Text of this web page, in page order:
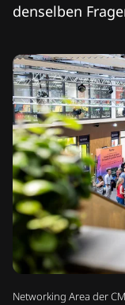
Networking Area der
denselben